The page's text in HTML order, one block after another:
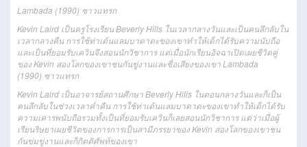
Lambada (1990) ซาวแทรก
Kevin Laird เป็นครูโรงเรียน Beverly Hills ในเวลากลางวันและเป็นคนลึกลับใน
เวลากลางคืน การใช้ท่าเต้นแลมบาดาดะของเขาทำให้เด็กได้รับความนับถือ
และเป็นที่ยอมรับเควินจึงสอนนักวิชาการ แต่เมื่อนักเรียนอิจฉาเปิดเผยชีวิตคู่
ของ Kevin สองโลกของเขาชนกันขู่งานและชื่อเสียงของเขาLambada
(1990) ซาวแทรก
Kevin Laird เป็นอาจารย์สถานศึกษาBeverly Hills ในตอนกลางวันและก็เป็น
คนลึกลับในช่วงเวลาค่ำคืน การใช้ท่าเต้นแลมบาดาดะของเขาทำให้เด็กได้รับ
ความเคารพนับถือรวมทั้งเป็นที่ยอมรับเควินก็เลยสอนนักวิชาการ แต่ว่าเมื่อผู้
เรียนริษยาเผยชีวิตของการการเป็นสามีภรรยาของKevin สองโลกของเขาชน
กันข่มขู่งานและก็กิตติศัพท์ของเขา